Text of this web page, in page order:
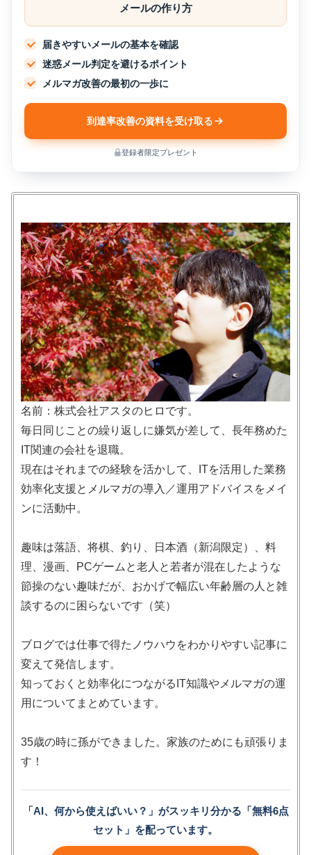
メールの作り方
届きやすいメールの基本を確認
迷惑メール判定を避けるポイント
メルマガ改善の最初の一歩に
到達率改善の資料を受け取る
登録者限定プレゼント
名前：株式会社アスタのヒロです。
毎日同じことの繰り返しに嫌気が差して、長年務めた
IT関連の会社を退職。
現在はそれまでの経験を活かして、ITを活用した業務
効率化支援とメルマガの導入／運用アドバイスをメイ
ンに活動中。
趣味は落語、将棋、釣り、日本酒（新潟限定）、料
理、漫画、PCゲームと老人と若者が混在したような
節操のない趣味だが、おかげで幅広い年齢層の人と雑
談するのに困らないです（笑）
ブログでは仕事で得たノウハウをわかりやすい記事に
変えて発信します。
知っておくと効率化につながるIT知識やメルマガの運
用についてまとめています。
35歳の時に孫ができました。家族のためにも頑張りま
す！
「AI、何から使えばいい？」がスッキリ分かる「無料6点
セット」を配っています。